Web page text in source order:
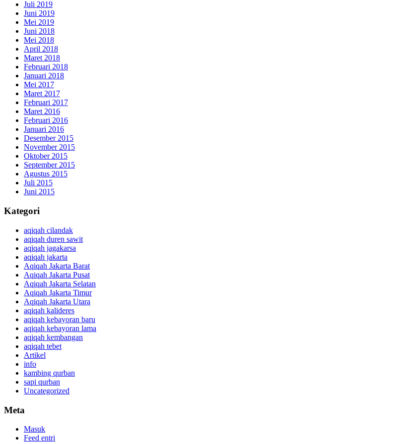
Juli 2019
Juni 2019
Mei 2019
Juni 2018
Mei 2018
April 2018
Maret 2018
Februari 2018
Januari 2018
Mei 2017
Maret 2017
Februari 2017
Maret 2016
Februari 2016
Januari 2016
Desember 2015
November 2015
Oktober 2015
September 2015
Agustus 2015
Juli 2015
Juni 2015
Kategori
aqiqah cilandak
aqiqah duren sawit
aqiqah jagakarsa
aqiqah jakarta
Aqiqah Jakarta Barat
Aqiqah Jakarta Pusat
Aqiqah Jakarta Selatan
Aqiqah Jakarta Timur
Aqiqah Jakarta Utara
aqiqah kalideres
aqiqah kebayoran baru
aqiqah kebayoran lama
aqiqah kembangan
aqiqah tebet
Artikel
info
kambing qurban
sapi qurban
Uncategorized
Meta
Masuk
Feed entri